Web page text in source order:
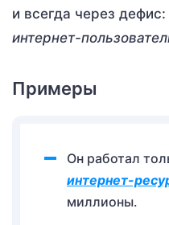
и всегда через дефис:
интернет-
Примеры
Он работал
интернет-
миллионы.